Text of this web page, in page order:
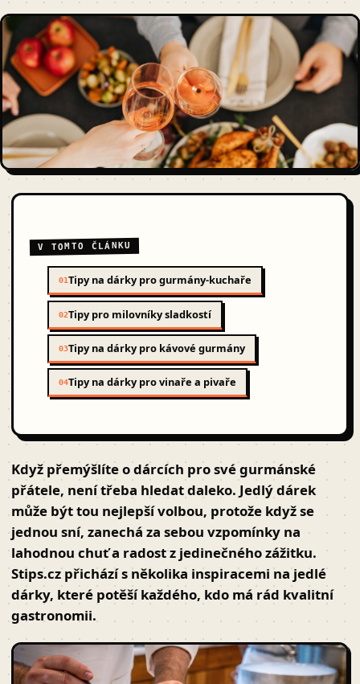
V TOMTO ČLÁNKU
01Tipy na dárky pro gurmány-kuchaře
02Tipy pro milovníky sladkostí
03Tipy na dárky pro kávové gurmány
04Tipy na dárky pro vinaře a pivaře
Když přemýšlíte o dárcích pro svégurmánské
přátele, není třeba hledat daleko. Jedlý dárek
může být tou nejlepší volbou, protože když se
jednou sní, zanechá za sebou vzpomínky na
lahodnou chuť a radost z jedinečného zážitku.
Stips.czpřichází s několika inspiracemi na jedlé
dárky, které potěší každého, kdo má rád kvalitní
gastronomii.